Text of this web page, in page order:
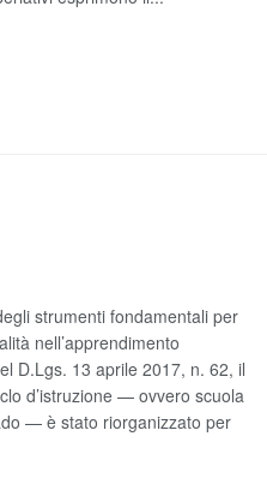
strumenti fondamentali per
nell’apprendimento
D.Lgs. 13 aprile 2017, n. 62, il
d’istruzione — ovvero scuola
— è stato riorganizzato per